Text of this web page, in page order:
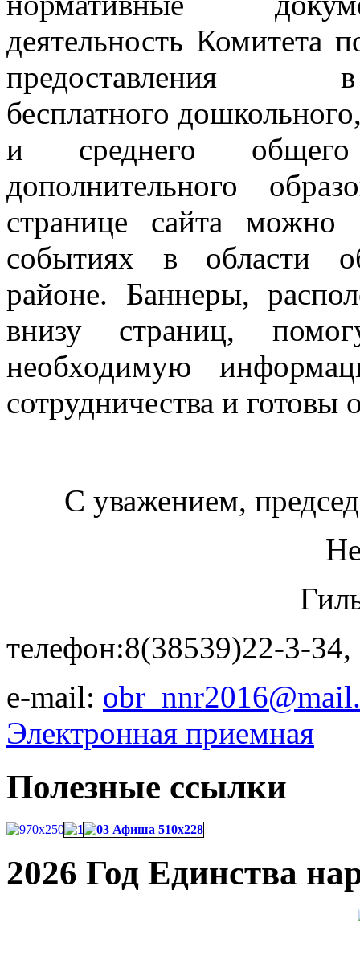
деятельность
предоставления в
бесплатного
и среднего
дополнительного
странице сайта можно
событиях в области
районе. Баннеры,
внизу страниц,
необходимую
сотрудничества и
С уважением,
телефон:8(38539)22-3-
e-mail:
Электронная приемная
Полезные ссылки
2026 Год Единства